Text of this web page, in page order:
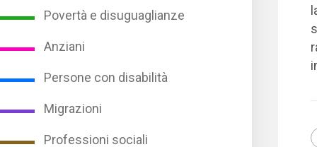
Povertà e disuguaglianze
Anziani
Persone con disabilità
Migrazioni
Professioni sociali